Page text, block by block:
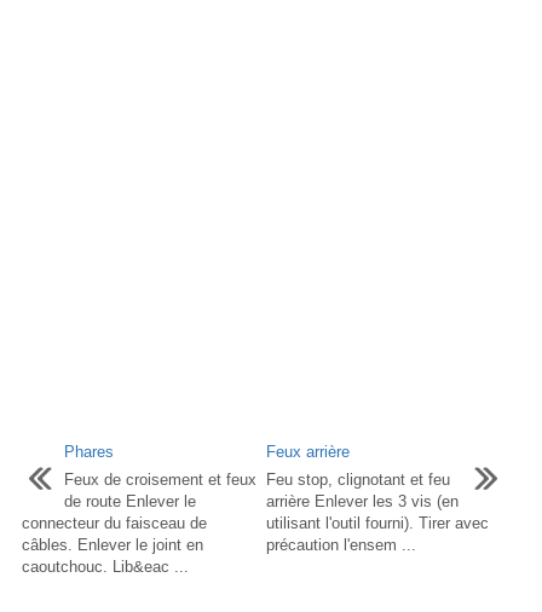
Phares
Feux de croisement et feux
de route Enlever le
connecteur du faisceau de
câbles. Enlever le joint en
caoutchouc. Lib&eac ...
Feux arrière
Feu stop, clignotant et feu
arrière Enlever les 3 vis (en
utilisant l'outil fourni). Tirer avec
précaution l'ensem ...